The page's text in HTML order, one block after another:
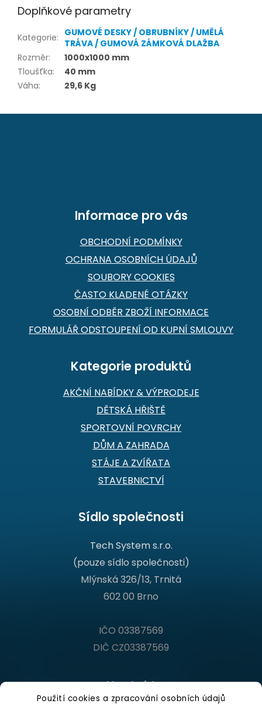
Použití cookies a zpracování osobních údajů
Doplňkové parametry
Kategorie: GUMOVÉ DESKY / OBRUBNÍKY / UMĚLÁ
TRÁVA / GUMOVÁ ZÁMKOVÁ DLAŽBA
Rozměr:
1000x1000 mm
Tloušťka:
40 mm
Váha: 29,6 Kg
Informace pro vás
OBCHODNÍ PODMÍNKY
OCHRANA OSOBNÍCH ÚDAJŮ
SOUBORY COOKIES
ČASTO KLADENÉ OTÁZKY
OSOBNÍ ODBĚR ZBOŽÍ INFORMACE
FORMULÁŘ ODSTOUPENÍ OD KUPNÍ SMLOUVY
Kategorie produktů
AKČNÍ NABÍDKY & VÝPRODEJE
DĚTSKÁ HŘIŠTĚ
SPORTOVNÍ POVRCHY
DŮM A ZAHRADA
STÁJE A ZVÍŘATA
STAVEBNICTVÍ
Sídlo společnosti
Tech System s.r.o.
(pouze sídlo společnosti)
Mlýnská 326/13, Trnitá
602 00 Brno
IČO 03387569
DIČ CZ03387569
Kontakt